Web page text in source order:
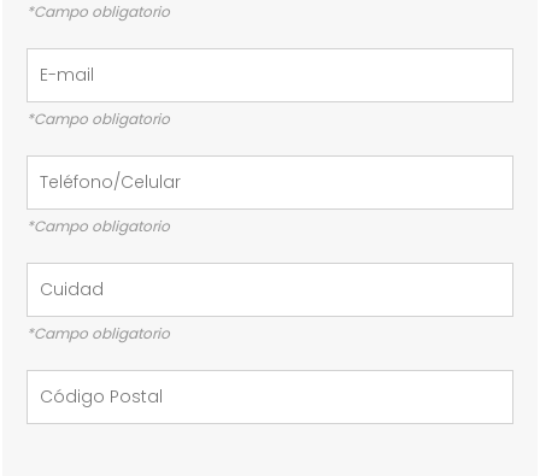
*Campo obligatorio
*Campo obligatorio
*Campo obligatorio
*Campo obligatorio